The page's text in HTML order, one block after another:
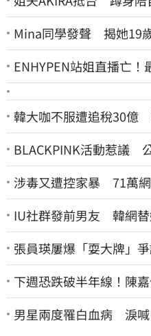
Mina同學發聲 揭她19
ENHYPEN站姐直播亡
韓大咖不服遭追稅30億
BLACKPINK活動惹議
涉毒又遭控家暴 71萬
IU社群發前男友 韓網
張員瑛屢爆「耍大牌」
下週恐跌破半年線！陳
波」：空頭大屠殺剛開始
男星兩度罹白血病 淚